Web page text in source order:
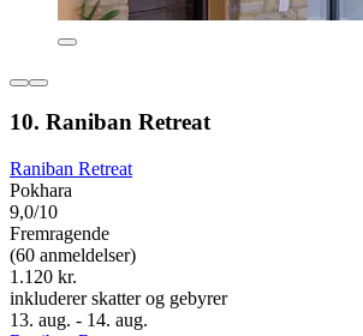
10. Raniban Retreat
Raniban Retreat
Pokhara
9,0/10
Fremragende
(60 anmeldelser)
1.120 kr.
inkluderer skatter og gebyrer
13. aug. - 14. aug.